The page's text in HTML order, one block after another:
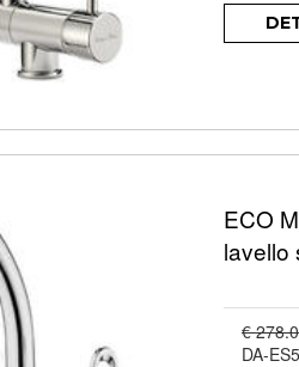
ECO
lavello
€
DA-